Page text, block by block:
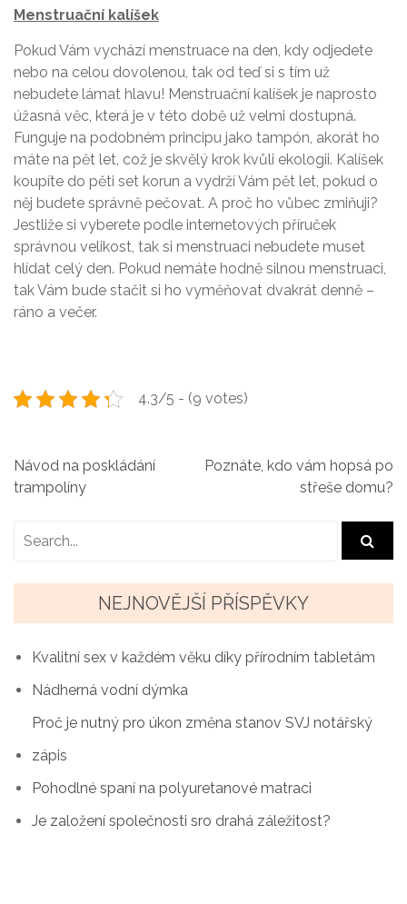
Menstruační kalíšek
Pokud Vám vychází menstruace na den, kdy odjedete
nebo na celou dovolenou, tak od teď si s tím už
nebudete lámat hlavu! Menstruační kalíšek je naprosto
úžasná věc, která je v této době už velmi dostupná.
Funguje na podobném principu jako tampón, akorát ho
máte na pět let, což je skvělý krok kvůli ekologii. Kalíšek
koupíte do pěti set korun a vydrží Vám pět let, pokud o
něj budete správně pečovat. A proč ho vůbec zmiňuji?
Jestliže si vyberete podle internetových příruček
správnou velikost, tak si menstruaci nebudete muset
hlídat celý den. Pokud nemáte hodně silnou menstruaci,
tak Vám bude stačit si ho vyměňovat dvakrát denně –
ráno a večer.
4.3/5 - (9 votes)
N
v
i
p
r
o
Návod na poskládání
trampolíny
Poznáte, kdo vám hopsá po
střeše domu?
NEJNOVĚJŠÍ PŘÍSPĚVKY
Kvalitní sex v každém věku díky přírodním tabletám
Nádherná vodní dýmka
Proč je nutný pro úkon změna stanov SVJ notářský
zápis
Pohodlné spaní na polyuretanové matraci
Je založení společnosti sro drahá záležitost?